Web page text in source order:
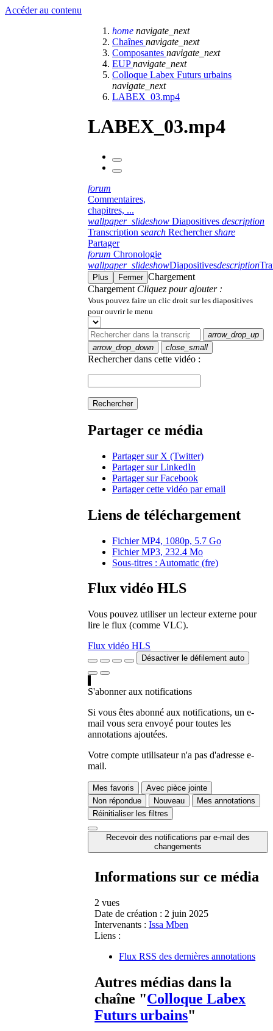
Accéder au contenu
home navigate_next
Chaînes navigate_next
Composantes navigate_next
EUPnavigate_next
Colloque Labex Futurs urbains
navigate_next
LABEX_03.mp4
LABEX_03.mp4
forum
Commentaires,
chapitres, ...
wallpaper_slideshow Diapositives description
Transcription search Rechercher share
Partager
forum Chronologie
wallpaper_slideshowDiapositivesdescription
Plus Fermer Chargement
Chargement Cliquez pour ajouter :
Vous pouvez faire un clic droit sur les diapositives
pour ouvrir le menu
arrow_drop_up
arrow_drop_down
close_small
Rechercher dans cette vidéo :
Rechercher
Partager ce média
Partager sur X (Twitter)
Partager sur LinkedIn
Partager sur Facebook
Partager cette vidéo par email
Liens de téléchargement
Fichier MP4, 1080p, 5.7 Go
Fichier MP3, 232.4 Mo
Sous-titres : Automatic (fre)
Flux vidéo HLS
Vous pouvez utiliser un lecteur externe pour
lire le flux (comme VLC).
Flux vidéo HLS
Désactiver le défilement auto
S'abonner aux notifications
Si vous êtes abonné aux notifications, un e-
mail vous sera envoyé pour toutes les
annotations ajoutées.
Votre compte utilisateur n'a pas d'adresse e-
mail.
Mes favoris
Avec pièce jointe
Non répondue
Nouveau
Mes annotations
Réinitialiser les filtres
Recevoir des notifications par e-mail des
changements
Informations sur ce média
2 vues
Date de création : 2 juin 2025
Intervenants : Issa Mben
Liens :
Flux RSS des dernières annotations
Autres médias dans la
chaîne "Colloque Labex
Futurs urbains"